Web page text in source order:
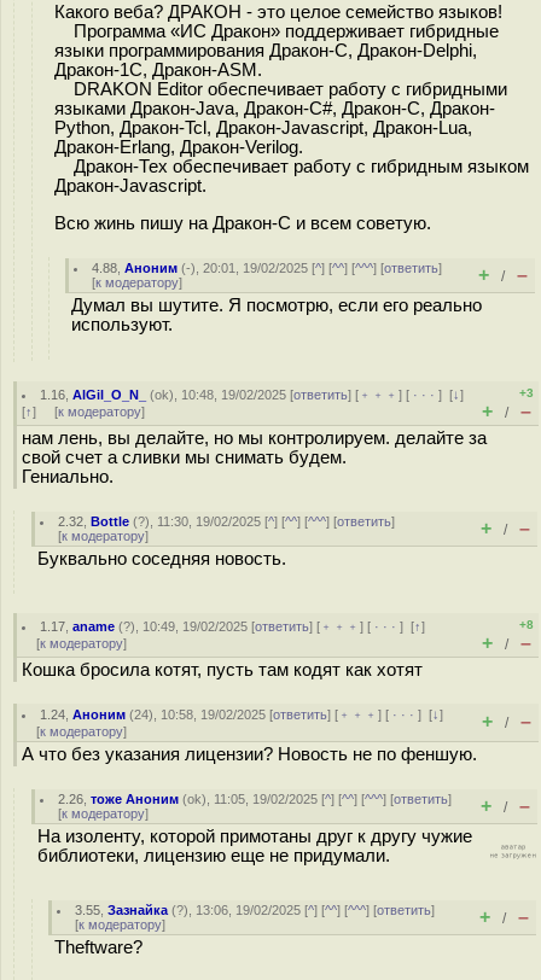
Какого веба? ДРАКОН - это целое семейство языков!
Программа «ИС Дракон» поддерживает гибридные
языки программирования Дракон-С, Дракон-Delphi,
Дракон-1С, Дракон-ASM.
DRAKON Editor обеспечивает работу с гибридными
языками Дракон-Java, Дракон-C#, Дракон-C, Дракон-
Python, Дракон-Tcl, Дракон-Javascript, Дракон-Lua,
Дракон-Erlang, Дракон-Verilog.
Дракон-Тех обеспечивает работу с гибридным языком
Дракон-Javascript.
Всю жинь пишу на Дракон-С и всем советую.
4.88 ,Аноним (-), 20:01, 19/02/2025 [^] [^^] [^^^] [ответить]
[к модератору] + / –
Думал вы шутите. Я посмотрю, если его реально
используют.
1.16 ,AlGil_O_N_ (ok), 10:48, 19/02/2025 [ответить] [ ﹢﹢﹢] [ · · ·][↓]
[↑] [к модератору]
+3
+ / –
нам лень, вы делайте, но мы контролируем. делайте за
свой счет а сливки мы снимать будем.
Гениально.
2.32 ,Bottle (?), 11:30, 19/02/2025 [^] [^^] [^^^] [ответить]
[к модератору] + / –
Буквально соседняя новость.
1.17 ,aname (?), 10:49, 19/02/2025 [ответить] [ ﹢﹢﹢] [ · · ·][↑]
[к модератору]
+8
+ / –
Кошка бросила котят, пусть там кодят как хотят
1.24 ,Аноним (24), 10:58, 19/02/2025 [ответить] [ ﹢﹢﹢] [ · · ·][↓]
[к модератору] + / –
А что без указания лицензии? Новость не по феншую.
2.26 ,тоже Аноним (ok), 11:05, 19/02/2025 [^] [^^] [^^^] [ответить]
[к модератору] + / –
На изоленту, которой примотаны друг к другу чужие
библиотеки, лицензию еще не придумали.
3.55 ,Зазнайка (?), 13:06, 19/02/2025 [^] [^^] [^^^] [ответить]
[к модератору] + / –
Theftware?